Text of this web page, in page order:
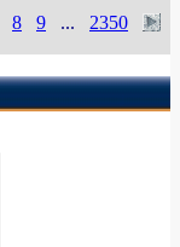
8 9 ... 2350